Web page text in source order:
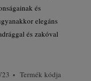
és
elegáns
és zakóval
Termék kódja